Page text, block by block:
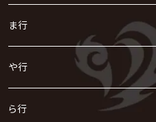
浅葱 / ASAGI
Azavana
イビツ マル
UCHUSENTAI:NOIZ / 宇宙戦隊NOIZ
X JAPAN
LSN / The LEGENDARY SIX NINE
AURORIZE
OFIAM
CASCADE
グラビティ
[ kei ] / 圭
仮病
こ
GOATBED
ゴールデンボンバー
Z CLEAR
Z CLEAR
超ジャシー
せ
ゼラ
零[Hz]
そ
SOPHIA
DAIGO
CHAQLA.
つ
て
D
と
NIGHTMARE
NAZARE
に
NiEL
NICOLAS
ぬ
nurié
ね
は
heidi.
H.U.G
ひ
HERO
ふ
ま行
ま
THE MICRO HEAD 4N'S
み
や行
や
ら行